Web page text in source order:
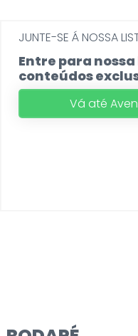
JUNTE-SE Á NOSSA
Entre para
conteúdos
Vá até